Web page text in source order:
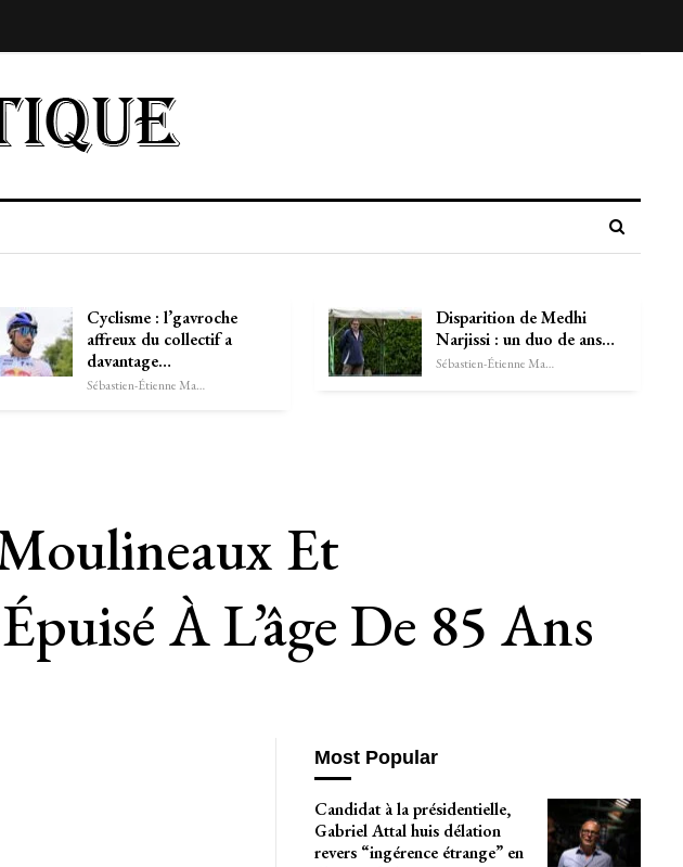
Cyclisme : l’gavroche
affreux du collectif a
davantage…
Sébastien-Étienne Marechal
Disparition de Medhi
Narjissi : un duo de ans…
Sébastien-Étienne Marechal
Et
À L’âge De 85 Ans
Most Popular
Candidat à la présidentielle,
Gabriel Attal huis délation
revers “ingérence étrange” en